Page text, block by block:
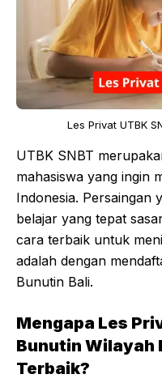
Les Privat UTBK
UTBK SNBT
mahasiswa yang ingin
Indonesia. Persaingan
belajar yang tepat
cara terbaik untuk
adalah dengan
Bunutin Bali.
Mengapa Les
Bunutin Wilayah
Terbaik?